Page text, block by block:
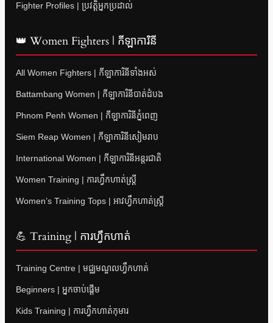
Fighter Profiles | ប្រវត្តិអ្នកប្រដាល់
👑 Women Fighters | កីឡាការិនី
All Women Fighters | កីឡាការិនីទាំងអស់
Battambang Women | កីឡាការិនីបាត់ដំបង
Phnom Penh Women | កីឡាការិនីភ្នំពេញ
Siem Reap Women | កីឡាការិនីសៀមរាប
International Women | កីឡាការិនីអន្តរជាតិ
Women Training | ការហ្វឹកហាត់ស្ត្រី
Women’s Training Tops | អាវហ្វឹកហាត់ស្ត្រី
💪 Training | ការហ្វឹកហាត់
Training Centre | មជ្ឈមណ្ឌលហ្វឹកហាត់
Beginners | អ្នកចាប់ផ្តើម
Kids Training | ការហ្វឹកហាត់កុមារ